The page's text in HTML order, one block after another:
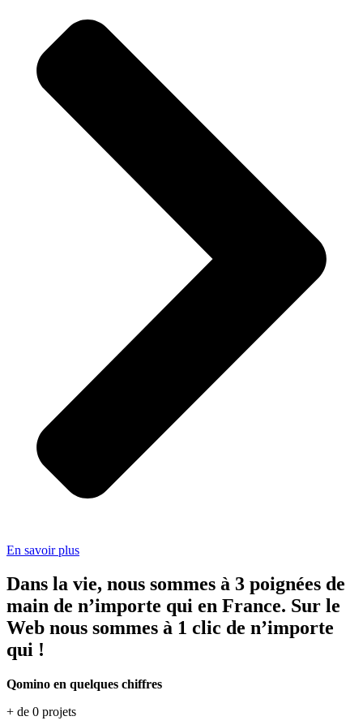
En savoir plus
Dans la vie, nous sommes à 3 poignées de
main de n’importe qui en France. Sur le
Web nous sommes à 1 clic de n’importe
qui !
Qomino en quelques chiffres
+ de 0 projets